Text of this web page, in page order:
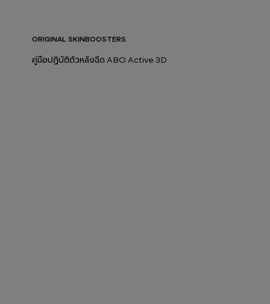
ORIGINAL SKINBOOSTERS
คู่มือปฏิบัติตัวหลังฉีด ABO Active 3D